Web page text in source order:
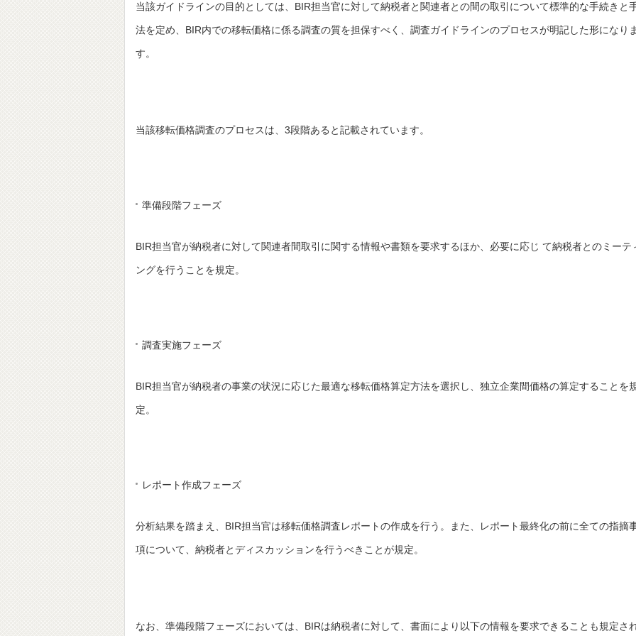
当該ガイドラインの目的としては、BIR担当官に対して納税者と関連者との間の取引について標準的な手続きと
法を定め、BIR内での移転価格に係る調査の質を担保すべく、調査ガイドラインのプロセスが明記した形になりま
す。
当該移転価格調査のプロセスは、3段階あると記載されています。
準備段階フェーズ
BIR担当官が納税者に対して関連者間取引に関する情報や書類を要求するほか、必要に応じ て納税者とのミーテ
ングを行うことを規定。
調査実施フェーズ
BIR担当官が納税者の事業の状況に応じた最適な移転価格算定方法を選択し、独立企業間価格の算定することを
定。
レポート作成フェーズ
分析結果を踏まえ、BIR担当官は移転価格調査レポートの作成を行う。また、レポート最終化の前に全ての指摘
項について、納税者とディスカッションを行うべきことが規定。
なお、準備段階フェーズにおいては、BIRは納税者に対して、書面により以下の情報を要求できることも規定さ